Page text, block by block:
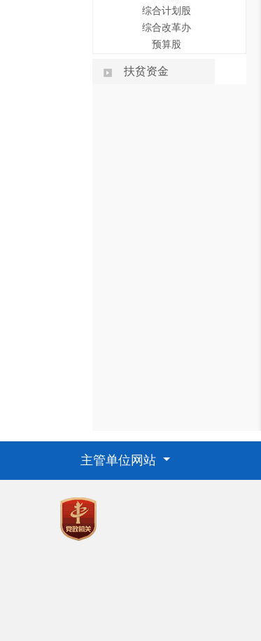
综合计划股
综合改革办
预算股
扶贫资金
主管单位网站